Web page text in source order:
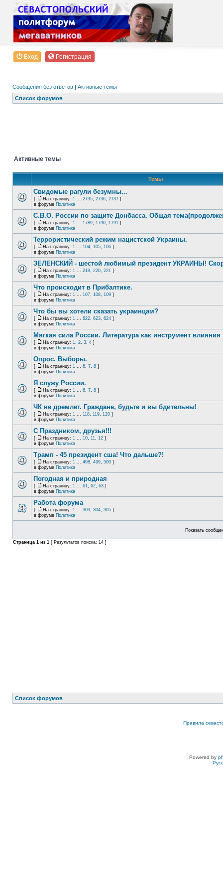
Вход Регистрация
Сообщения без ответов | Активные темы
Список форумов
Активные темы
Темы
Свидомые рагули безумны...
[ На страницу: 1 ... 2735, 2736, 2737 ]
в форуме Политика
С.В.О. России по защите Донбасса. Общая
[ На страницу: 1 ... 1789, 1790, 1791 ]
в форуме Политика
Террористический режим нацистской Украины.
[ На страницу: 1 ... 104, 105, 106 ]
в форуме Политика
ЗЕЛЕНСКИЙ - шестой любимый президент УКРАИНЫ!
[ На страницу: 1 ... 219, 220, 221 ]
в форуме Политика
Что происходит в Прибалтике.
[ На страницу: 1 ... 107, 108, 109 ]
в форуме Политика
Что бы вы хотели сказать украинцам?
[ На страницу: 1 ... 622, 623, 624 ]
в форуме Политика
Мягкая сила России. Литература как инструмент влияния
[ На страницу: 1, 2, 3, 4 ]
в форуме Политика
Опрос. Выборы.
[ На страницу: 1 ... 6, 7, 8 ]
в форуме Политика
Я служу России.
[ На страницу: 1 ... 6, 7, 8 ]
в форуме Политика
ЧК не дремлет. Граждане, будьте и вы бдительны!
[ На страницу: 1 ... 118, 119, 120 ]
в форуме Политика
С Праздником, друзья!!!
[ На страницу: 1 ... 10, 11, 12 ]
в форуме Политика
Трамп - 45 президент сша! Что дальше?!
[ На страницу: 1 ... 498, 499, 500 ]
в форуме Политика
Погодная и природная
[ На страницу: 1 ... 61, 62, 63 ]
в форуме Политика
Работа форума
[ На страницу: 1 ... 303, 304, 305 ]
в форуме Политика
Показать
Страница 1 из 1 [ Результатов поиска: 14 ]
Список форумов
Правила
Powered by